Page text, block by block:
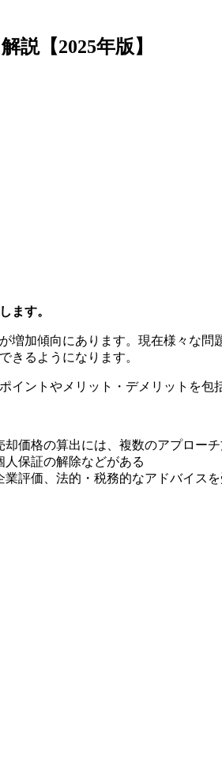
説【2025年版】
ます。
加傾向にあります。現在様々な
きるようになります。
ントやメリット・デメリットを包
価格の算出には、複数のアプローチ
保証の解除などがある
評価、法的・税務的なアドバイス